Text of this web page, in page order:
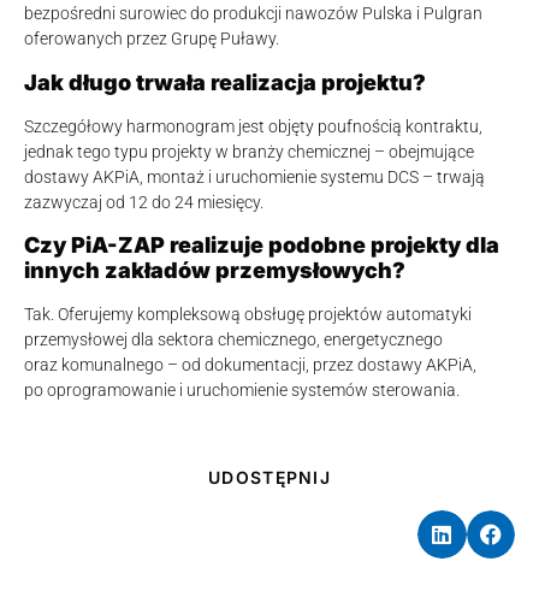
bezpośredni surowiec do produkcji nawozów Pulska i Pulgran
oferowanych przez Grupę Puławy.
Jak długo trwała realizacja projektu?
Szczegółowy harmonogram jest objęty poufnością kontraktu,
jednak tego typu projekty w branży chemicznej – obejmujące
dostawy AKPiA, montaż i uruchomienie systemu DCS – trwają
zazwyczaj od 12 do 24 miesięcy.
Czy PiA-ZAP realizuje podobne projekty dla
innych zakładów przemysłowych?
Tak. Oferujemy kompleksową obsługę projektów automatyki
przemysłowej dla sektora chemicznego, energetycznego
oraz komunalnego – od dokumentacji, przez dostawy AKPiA,
po oprogramowanie i uruchomienie systemów sterowania.
UDOSTĘPNIJ